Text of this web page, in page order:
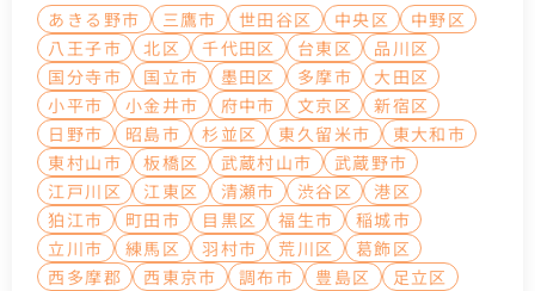
あきる野市 三鷹市 世田谷区 中央区
中野区
八王子市
北区 千代田区 台東区
品川区
国分寺市
国立市 墨田区 多摩市
大田区
小平市
小金井市 府中市 文京区
新宿区
日野市
昭島市 杉並区 東久留米市
東大和市
東村山市
板橋区 武蔵村山市
武蔵野市
江戸川区
江東区 清瀬市 渋谷区
港区
狛江市
町田市 目黒区 福生市
稲城市
立川市
練馬区 羽村市 荒川区
葛飾区
西多摩郡
西東京市 調布市 豊島区
足立区